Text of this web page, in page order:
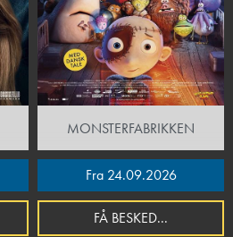
MONSTERFABRIKKEN
Fra 24.09.2026
FÅ BESKED...